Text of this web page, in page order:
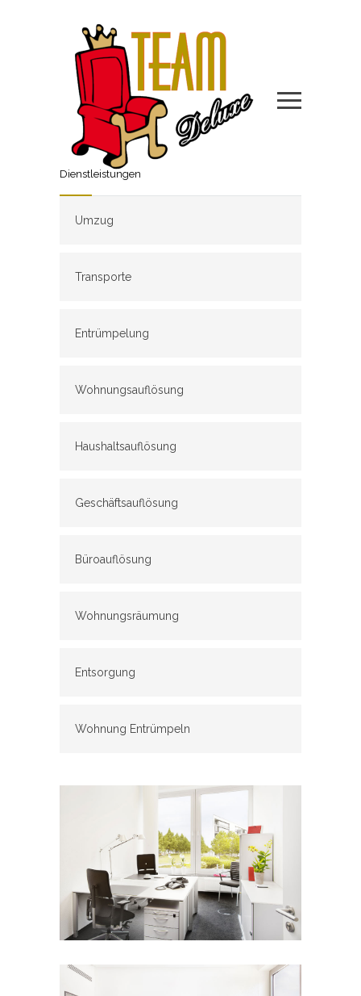
Dienstleistungen
Umzug
Transporte
Entrümpelung
Wohnungsauflösung
Haushaltsauflösung
Geschäftsauflösung
Büroauflösung
Wohnungsräumung
Entsorgung
Wohnung Entrümpeln